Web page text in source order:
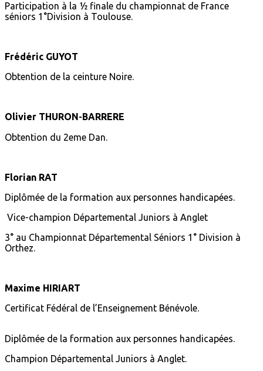
Participation à la ½ finale du championnat de France
séniors 1°Division à Toulouse.
Frédéric GUYOT
Obtention de la ceinture Noire.
Olivier THURON‐BARRERE
Obtention du 2eme Dan.
Florian RAT
Diplômée de la formation aux personnes handicapées.
Vice-champion Départemental Juniors à Anglet
3° au Championnat Départemental Séniors 1° Division à
Orthez.
Maxime HIRIART
Certificat Fédéral de l’Enseignement Bénévole.
Diplômée de la formation aux personnes handicapées.
Champion Départemental Juniors à Anglet.